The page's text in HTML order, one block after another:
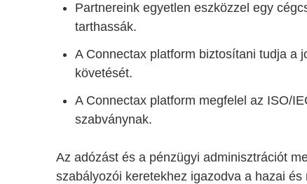
Partnereink egyetlen eszközzel egy
tarthassák.
A Connectax platform biztosítani tudja a
követését.
A Connectax platform megfelel az ISO/
szabványnak.
Az adózást és a pénzügyi adminisztrációt
szabályozói keretekhez igazodva a hazai